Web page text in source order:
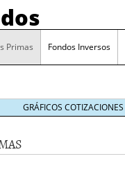
Primas Fondos Inversos
GRÁFICOS COTIZACIONES